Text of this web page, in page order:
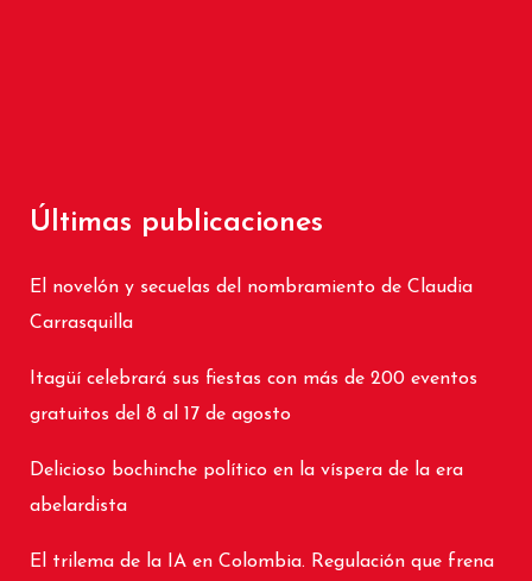
Últimas publicaciones
El novelón y secuelas del nombramiento de Claudia
Carrasquilla
Itagüí celebrará sus fiestas con más de 200 eventos
gratuitos del 8 al 17 de agosto
Delicioso bochinche político en la víspera de la era
abelardista
El trilema de la IA en Colombia. Regulación que frena